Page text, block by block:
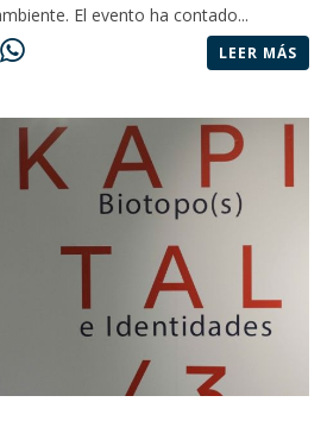
El evento ha contado...
LEER MÁS